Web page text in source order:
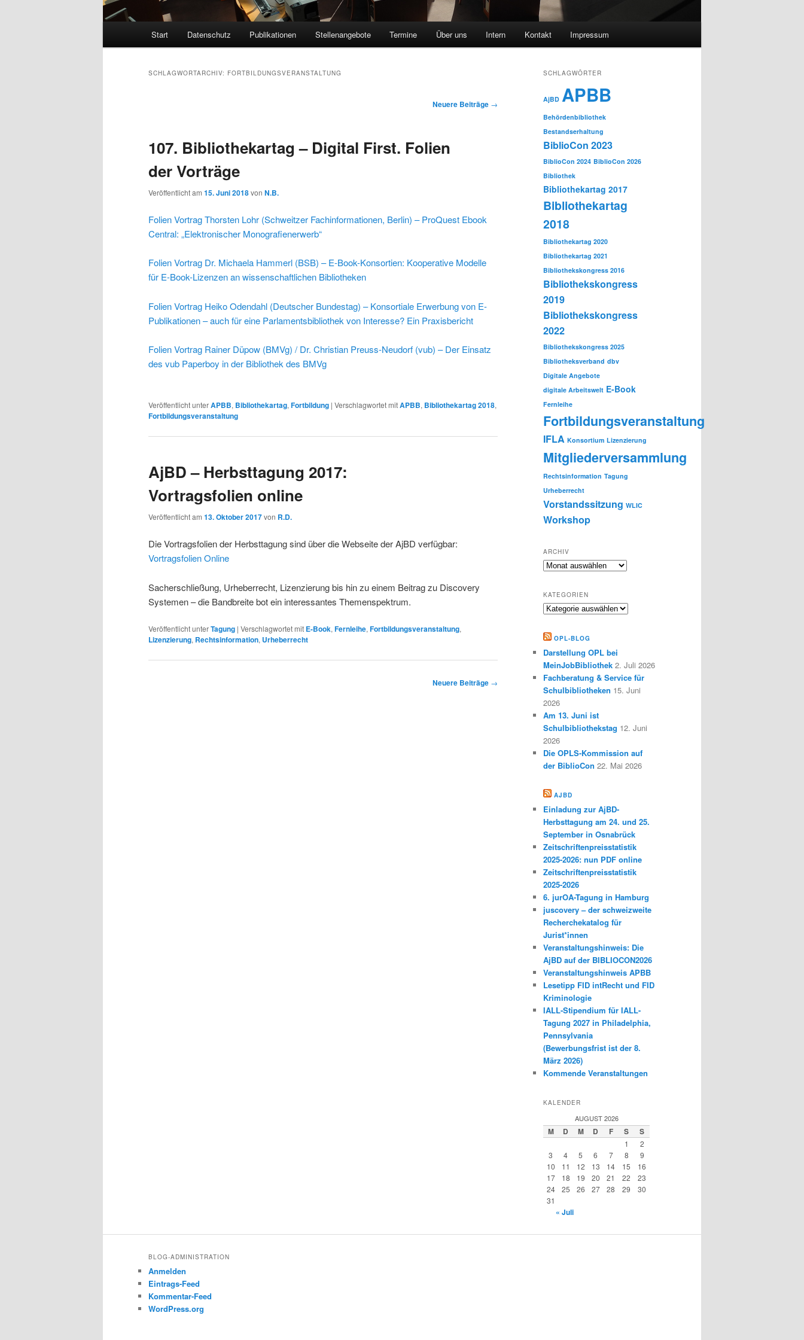
Start Datenschutz Publikationen Stellenangebote Termine Über uns Intern Kontakt Impressum
SCHLAGWORTARCHIV: FORTBILDUNGSVERANSTALTUNG
Neuere Beiträge →
107. Bibliothekartag – Digital First. Folien
der Vorträge
Veröffentlicht am 15. Juni 2018von N.B.
Folien Vortrag Thorsten Lohr (Schweitzer Fachinformationen, Berlin) – ProQuest Ebook
Central: „Elektronischer Monografienerwerb“
Folien Vortrag Dr. Michaela Hammerl (BSB) – E-Book-Konsortien: Kooperative Modelle
für E-Book-Lizenzen an wissenschaftlichen Bibliotheken
Folien Vortrag Heiko Odendahl (Deutscher Bundestag) – Konsortiale Erwerbung von E-
Publikationen – auch für eine Parlamentsbibliothek von Interesse? Ein Praxisbericht
Folien Vortrag Rainer Düpow (BMVg) / Dr. Christian Preuss-Neudorf (vub) – Der Einsatz
des vub Paperboy in der Bibliothek des BMVg
Veröffentlicht unterAPBB, Bibliothekartag,Fortbildung | Verschlagwortet mitAPBB, Bibliothekartag 2018,
Fortbildungsveranstaltung
AjBD – Herbsttagung 2017:
Vortragsfolien online
Veröffentlicht am 13. Oktober 2017von R.D.
Die Vortragsfolien der Herbsttagung sind über die Webseite der AjBD verfügbar:
Vortragsfolien Online
Sacherschließung, Urheberrecht, Lizenzierung bis hin zu einem Beitrag zu Discovery
Systemen – die Bandbreite bot ein interessantes Themenspektrum.
Veröffentlicht unterTagung | Verschlagwortet mit E-Book, Fernleihe, Fortbildungsveranstaltung,
Lizenzierung, Rechtsinformation, Urheberrecht
Neuere Beiträge →
SCHLAGWÖRTER
AjBD APBB
Behördenbibliothek
Bestandserhaltung
BiblioCon 2023
BiblioCon 2024 BiblioCon 2026
Bibliothek
Bibliothekartag 2017
Bibliothekartag
2018
Bibliothekartag 2020
Bibliothekartag 2021
Bibliothekskongress 2016
Bibliothekskongress
2019
Bibliothekskongress
2022
Bibliothekskongress 2025
Bibliotheksverband dbv
Digitale Angebote
digitale Arbeitswelt E-Book
Fernleihe
Fortbildungsveranstaltung
IFLA Konsortium Lizenzierung
Mitgliederversammlung
Rechtsinformation Tagung
Urheberrecht
Vorstandssitzung WLIC
Workshop
ARCHIV
Archiv
KATEGORIEN
Kategorien
OPL-BLOG
Darstellung OPL bei
MeinJobBibliothek 2. Juli 2026
Fachberatung & Service für
Schulbibliotheken 15. Juni
2026
Am 13. Juni ist
Schulbibliothekstag 12. Juni
2026
Die OPLS-Kommission auf
der BiblioCon 22. Mai 2026
AJBD
Einladung zur AjBD-
Herbsttagung am 24. und 25.
September in Osnabrück
Zeitschriftenpreisstatistik
2025-2026: nun PDF online
Zeitschriftenpreisstatistik
2025-2026
6. jurOA-Tagung in Hamburg
juscovery – der schweizweite
Recherchekatalog für
Jurist*innen
Veranstaltungshinweis: Die
AjBD auf der BIBLIOCON2026
Veranstaltungshinweis APBB
Lesetipp FID intRecht und FID
Kriminologie
IALL-Stipendium für IALL-
Tagung 2027 in Philadelphia,
Pennsylvania
(Bewerbungsfrist ist der 8.
März 2026)
Kommende Veranstaltungen
KALENDER
AUGUST 2026
M D M D F S S
1
2
3
4 5 6 7 8
9
10
11 12 13 14 15
16
17
18 19 20 21 22
23
24
25 26 27 28 29
30
31
« Juli
BLOG-ADMINISTRATION
Anmelden
Eintrags-Feed
Kommentar-Feed
WordPress.org